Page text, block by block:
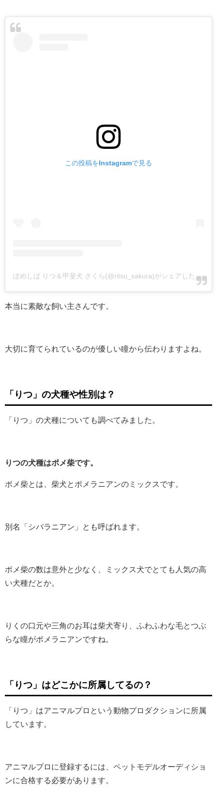
この投稿をInstagramで見る
ぽめしば りつ＆甲斐犬 さくら(@ritsu_sakura)がシェアした投稿
本当に素敵な飼い主さんです。
大切に育てられているのが優しい瞳から伝わりますよね。
「りつ」の犬種や性別は？
「りつ」の犬種についても調べてみました。
りつの犬種はポメ柴です。
ポメ柴とは、柴犬とポメラニアンのミックスです。
別名「シバラニアン」とも呼ばれます。
ポメ柴の数は意外と少なく、ミックス犬でとても人気の高
い犬種だとか。
りくの口元や三角のお耳は柴犬寄り、ふわふわな毛とつぶ
らな瞳がポメラニアンですね。
「りつ」はどこかに所属してるの？
「りつ」はアニマルプロという動物プロダクションに所属
しています。
アニマルプロに登録するには、ペットモデルオーディショ
ンに合格する必要があります。